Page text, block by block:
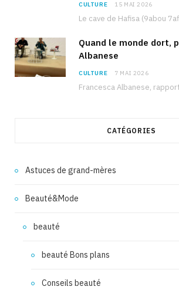
CULTURE 15 MAI 2026
Quand le monde dort,
Albanese
CULTURE 7 MAI 2026
CATÉGORIES
Astuces de grand-mères
Beauté&Mode
beauté
beauté Bons plans
Conseils beauté